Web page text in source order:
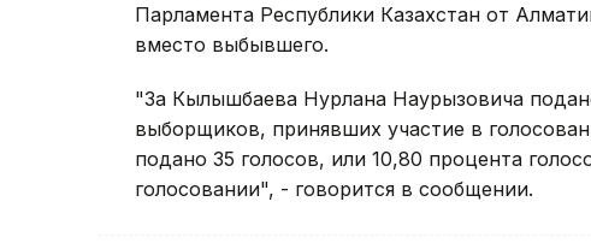
Парламента Республики Казахстан от
вместо выбывшего.
"За Кылышбаева Нурлана Наурызовича
выборщиков, принявших участие в
подано 35 голосов, или 10,80 процента
голосовании", - говорится в сообщении.